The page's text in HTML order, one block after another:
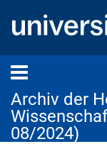
Archiv der
08/2024)